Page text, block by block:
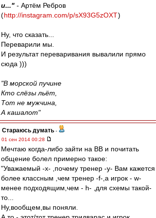
и..." - Артём Ребров
(http://instagram.com/p/sX93G5zOXT)
Ну, что сказать...
Переварили мы.
И результат переваривания вывалили прямо
сюда )))
"В морской пучине
Кто слёзы льёт,
Тот не мужчина,
А кашалот"
Стараюсь думать -
01 сен 2014 00:28
Мечтаю когда-либо зайти на ВВ и почитать
общение болел примерно такое:
"Уважаемый -x- ,почему тренер -y- Вам кажется
более классным ,чем тренер -f-,а игрок - w-
менее подходящим,чем - h- ,для схемы такой-
то...
Ну,вообщем,вы поняли.